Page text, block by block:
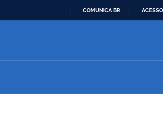
CONTEÚDO
COMUNICA BR